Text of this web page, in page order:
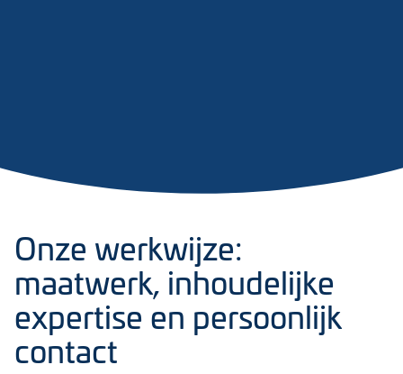
Onze werkwijze:
maatwerk, inhoudelijke
expertise en persoonlijk
contact